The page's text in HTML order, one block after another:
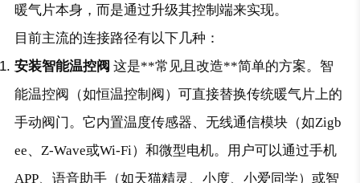
暖气片本身，而是通过升级其控制端来实现。
目前主流的连接路径有以下几种：
安装智能温控阀 这是**常见且改造**简单的方案。智
能温控阀（如恒温控制阀）可直接替换传统暖气片上的
手动阀门。它内置温度传感器、无线通信模块（如Zigb
ee、Z-Wave或Wi-Fi）和微型电机。用户可以通过手机
APP、语音助手（如天猫精灵、小度、小爱同学）或智